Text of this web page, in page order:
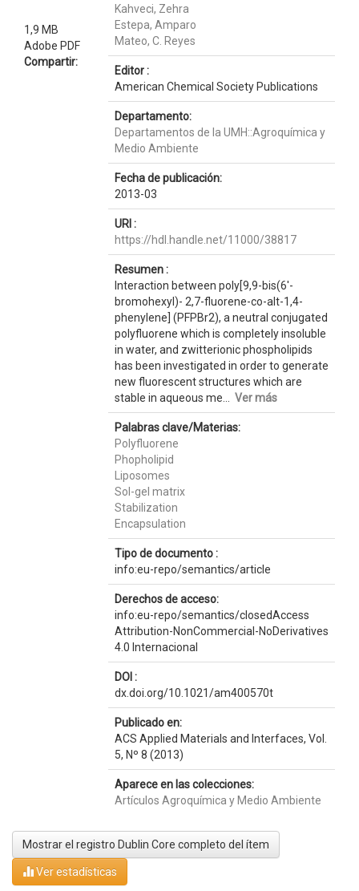
1,9 MB
Adobe PDF
Compartir:
Kahveci, Zehra
Estepa, Amparo
Mateo, C. Reyes
Editor :
American Chemical Society Publications
Departamento:
Departamentos de la UMH::Agroquímica y
Medio Ambiente
Fecha de publicación:
2013-03
URI :
https://hdl.handle.net/11000/38817
Resumen :
Interaction between poly[9,9-bis(6′-
bromohexyl)- 2,7-fluorene-co-alt-1,4-
phenylene] (PFPBr2), a neutral conjugated
polyfluorene which is completely insoluble
in water, and zwitterionic phospholipids
has been investigated in order to generate
new fluorescent structures which are
stable in aqueous me... Ver más
Palabras clave/Materias:
Polyfluorene
Phopholipid
Liposomes
Sol-gel matrix
Stabilization
Encapsulation
Tipo de documento :
info:eu-repo/semantics/article
Derechos de acceso:
info:eu-repo/semantics/closedAccess
Attribution-NonCommercial-NoDerivatives
4.0 Internacional
DOI :
dx.doi.org/10.1021/am400570t
Publicado en:
ACS Applied Materials and Interfaces, Vol.
5, Nº 8 (2013)
Aparece en las colecciones:
Artículos Agroquímica y Medio Ambiente
Mostrar el registro Dublin Core completo del ítem
Ver estadísticas